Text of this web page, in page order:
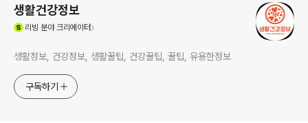
생활건강정보
리빙 분야 크리에이터
생활정보, 건강정보, 생활꿀팁, 건강꿀팁, 꿀팁, 유용한정보
구독하기